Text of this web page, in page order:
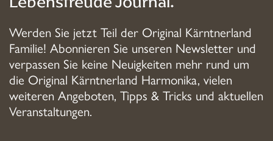
Werden Sie jetzt Teil der Original Kärntnerland
Familie! Abonnieren Sie unseren Newsletter und
verpassen Sie keine Neuigkeiten mehr rund um
die Original Kärntnerland Harmonika, vielen
weiteren Angeboten, Tipps & Tricks und aktuellen
Veranstaltungen.